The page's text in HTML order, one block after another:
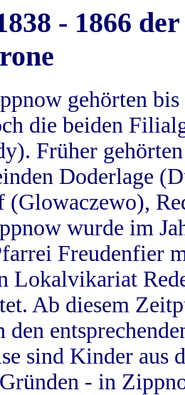
- 1866
gehörten
die beiden
Früher
Doderlage
wurde im
Freudenfier
Lokalvikariat
Ab diesem
den
sind Kinder aus
- in